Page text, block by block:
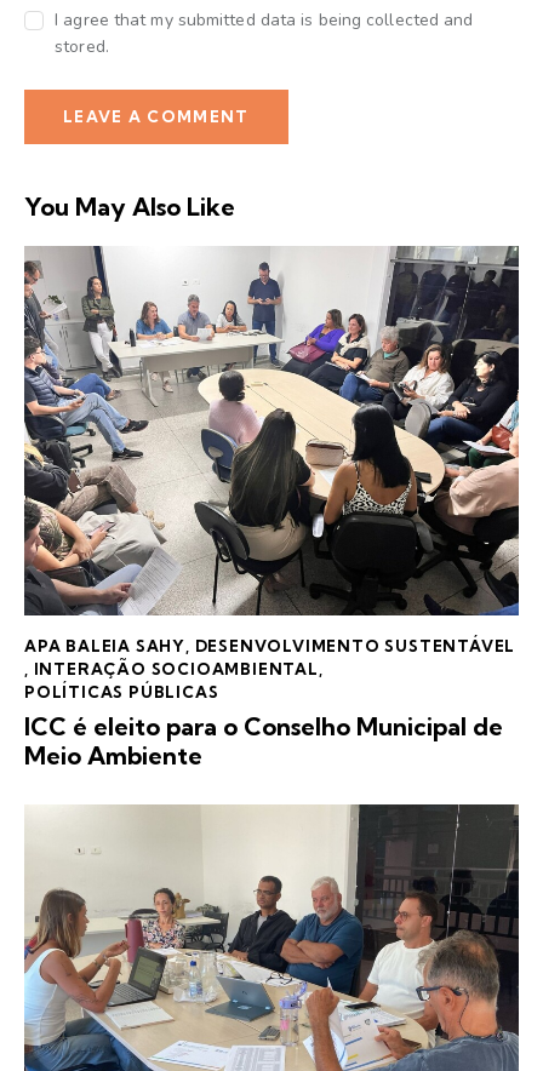
I agree that my submitted data is being collected and
stored.
You May Also Like
APA BALEIA SAHY
DESENVOLVIMENTO SUSTENTÁVEL
INTERAÇÃO SOCIOAMBIENTAL
POLÍTICAS PÚBLICAS
ICC é eleito para o Conselho Municipal de
Meio Ambiente